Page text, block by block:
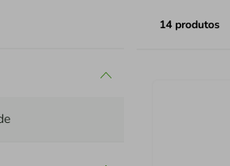
14 produtos